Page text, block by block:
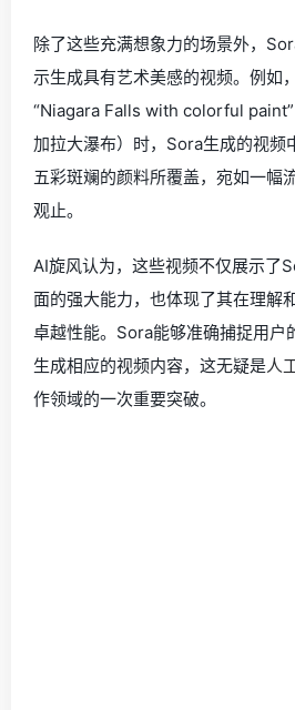
除了这些充满想象力的场景外，
示生成具有艺术美感的视频。例如
“Niagara Falls with colorful
加拉大瀑布）时，Sora生成的视频
五彩斑斓的颜料所覆盖，宛如一幅
观止。
AI旋风认为，这些视频不仅展示了
面的强大能力，也体现了其在理解
卓越性能。Sora能够准确捕捉用户
生成相应的视频内容，这无疑是人
作领域的一次重要突破。